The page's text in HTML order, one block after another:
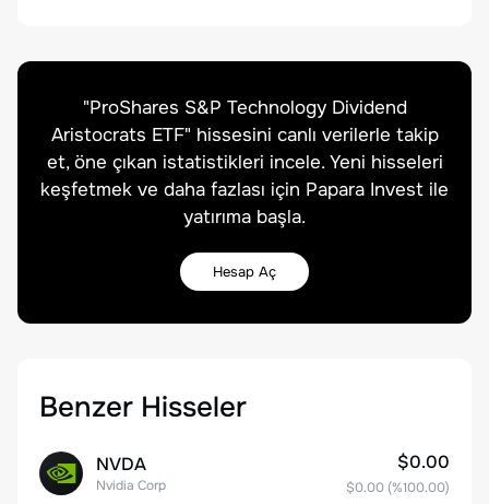
"ProShares S&P Technology Dividend
Aristocrats ETF" hissesini canlı verilerle takip
et, öne çıkan istatistikleri incele. Yeni hisseleri
keşfetmek ve daha fazlası için Papara Invest ile
yatırıma başla.
Hesap Aç
Benzer Hisseler
NVDA
Nvidia Corp
$0.00
$0.00 (%100.00)